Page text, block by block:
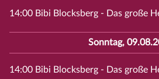
14:00 Bibi Blocksberg - Das große
Sonntag,
14:00 Bibi Blocksberg - Das große